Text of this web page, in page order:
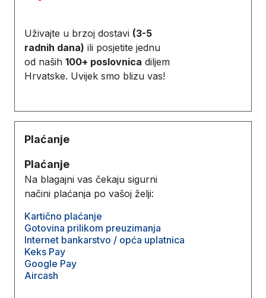
Uživajte u brzoj dostavi (3-5
radnih dana) ili posjetite jednu
od naših 100+ poslovnica diljem
Hrvatske. Uvijek smo blizu vas!
Plaćanje
Plaćanje
Na blagajni vas čekaju sigurni
načini plaćanja po vašoj želji:
Kartično plaćanje
Gotovina prilikom preuzimanja
Internet bankarstvo / opća uplatnica
Keks Pay
Google Pay
Aircash